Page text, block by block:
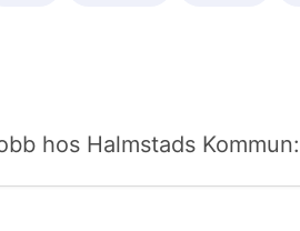
hos Halmstads Kommun: